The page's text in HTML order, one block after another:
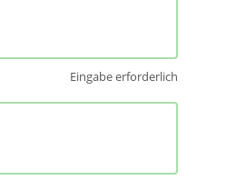
Eingabe erforderlich